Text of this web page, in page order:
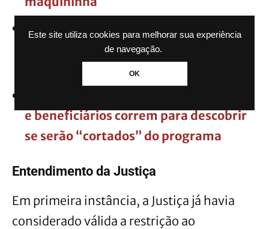
Este site utiliza cookies para melhorar sua experiência
de navegação.
OK
Governo divulga lista de CPF’s que
precisarão trocar RG antigo ainda em
e beneficiários correm para descobrir
se serão “cortados” do programa
Entendimento da Justiça
Em primeira instância, a Justiça já havia
considerado válida a restrição ao